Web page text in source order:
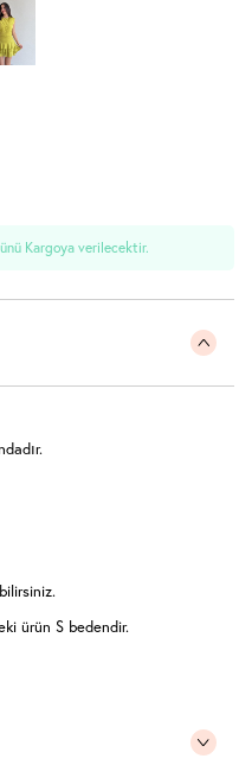
Kargoya verilecektir.
ürün S bedendir.